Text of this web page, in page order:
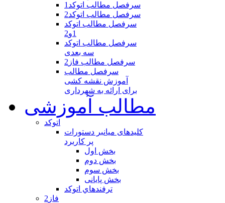
سرفصل مطالب اتوکد1
سرفصل مطالب اتوکد2
سرفصل مطالب اتوکد
1و2
سرفصل مطالب اتوکد
سه بعدی
سرفصل مطالب فاز2
سرفصل مطالب
آموزش نقشه کشی
برای ارائه به شهرداری
مطالب آموزشی
اتوکد
کلیدهای میانبر دستورات
پر کاربرد
بخش اول
بخش دوم
بخش سوم
بخش پایانی
ترفندهاي اتوكد
فاز2